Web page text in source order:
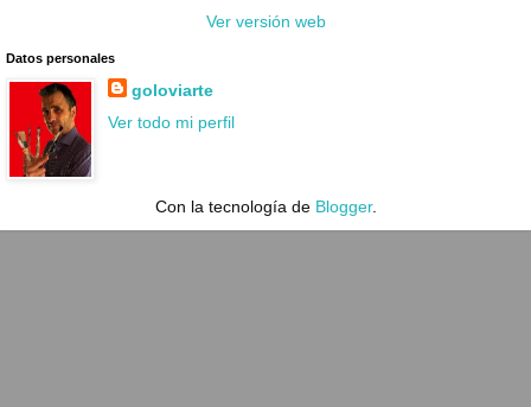
Ver versión web
Datos personales
goloviarte
Ver todo mi perfil
Con la tecnología de Blogger.